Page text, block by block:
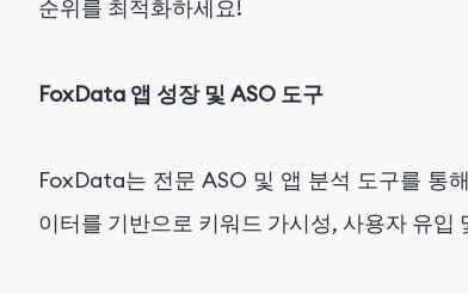
순위를 최적화하세요!
FoxData 앱 성장 및 ASO 도구
FoxData는 전문 ASO 및 앱 분석 도구를 통
이터를 기반으로 키워드 가시성, 사용자 유입